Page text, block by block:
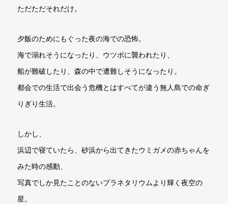
ただただそれだけ。
夕飯のためにもぐった夜の海での恐怖。
海で溺れそうになったり、ウツボに襲われたり、
船が難破したり、森の中で遭難しそうになったり。
都会での生活で出会う危機とはすべてが違う無人島での命ぎ
りぎり生活。
しかし、
浜辺で寝ていたら、砂浜から出てきたウミガメの赤ちゃんを
みた時の感動、
写真でしか見たことのないプラネタリウムより輝く夜空の
星。